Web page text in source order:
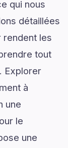
qui nous
détaillées
rendent les
tout
Explorer
à
une
le
une